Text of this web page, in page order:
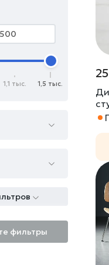
1,1 тыс. 1,5 тыс.
фильтры